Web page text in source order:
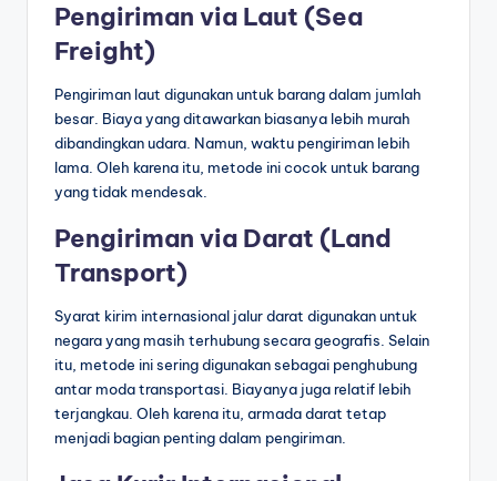
Pengiriman via Laut (Sea
Freight)
Pengiriman laut digunakan untuk barang dalam jumlah
besar. Biaya yang ditawarkan biasanya lebih murah
dibandingkan udara. Namun, waktu pengiriman lebih
lama. Oleh karena itu, metode ini cocok untuk barang
yang tidak mendesak.
Pengiriman via Darat (Land
Transport)
Syarat kirim internasional jalur darat digunakan untuk
negara yang masih terhubung secara geografis. Selain
itu, metode ini sering digunakan sebagai penghubung
antar moda transportasi. Biayanya juga relatif lebih
terjangkau. Oleh karena itu, armada darat tetap
menjadi bagian penting dalam pengiriman.